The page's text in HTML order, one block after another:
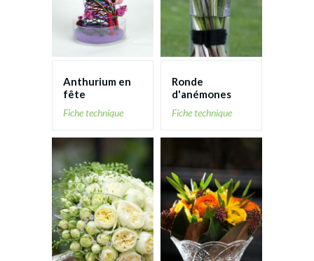
Rose
Strelitzia
Tournesol
Tulipe
Anthurium en
fête
Fiche technique
Ronde
d'anémones
Fiche technique